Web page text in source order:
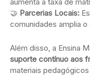
aumenta a taxa de
🤝 Parcerias Locais:
comunidades amplia
Além disso, a Ensina
suporte contínuo aos
materiais